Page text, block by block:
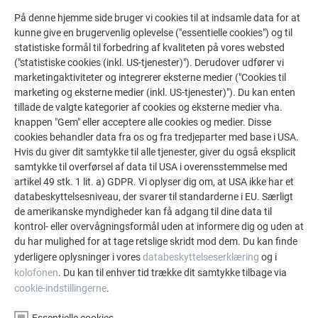
LAD DIG INSPIRERE
FLERE REFERENCER
De PREFA referentiegallerij laat zien hoe veelzijdig
aluminium kan worden toegepast. Ontdek meer
indrukwekkende projecten met de duurzame PREFA
aluminiumoplossingen voor dak, zonne-energie en
gevel.
SE FLERE REFERENCER
På denne hjemme side bruger vi cookies til at indsamle data for at
kunne give en brugervenlig oplevelse ("essentielle cookies") og til
statistiske formål til forbedring af kvaliteten på vores websted
("statistiske cookies (inkl. US-tjenester)"). Derudover udfører vi
marketingaktiviteter og integrerer eksterne medier ("Cookies til
marketing og eksterne medier (inkl. US-tjenester)"). Du kan enten
tillade de valgte kategorier af cookies og eksterne medier vha.
knappen "Gem" eller acceptere alle cookies og medier. Disse
cookies behandler data fra os og fra tredjeparter med base i USA.
Hvis du giver dit samtykke til alle tjenester, giver du også eksplicit
samtykke til overførsel af data til USA i overensstemmelse med
artikel 49 stk. 1 lit. a) GDPR. Vi oplyser dig om, at USA ikke har et
databeskyttelsesniveau, der svarer til standarderne i EU. Særligt
de amerikanske myndigheder kan få adgang til dine data til
kontrol- eller overvågningsformål uden at informere dig og uden at
du har mulighed for at tage retslige skridt mod dem. Du kan finde
yderligere oplysninger i voresdatabeskyttelseserklæring og i
kolofonen. Du kan til enhver tid trække dit samtykke tilbage via
cookie-indstillingerne.